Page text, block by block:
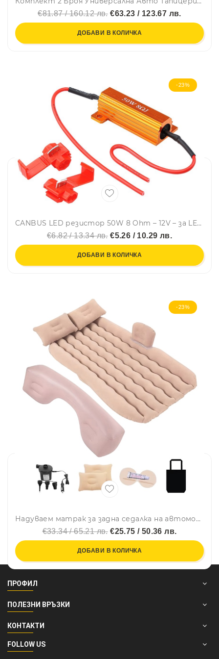
€81.87 / 160.12 лв.€63.23 / 123.67 лв.
ДОБАВИ В КОЛИЧКА
-23%
CANBUS LED резистор 50W 8 Ohm – 12V – за LED крушки - Carmotion
€6.82 / 13.34 лв.€5.26 / 10.29 лв.
ДОБАВИ В КОЛИЧКА
-23%
Надуваем матрак за задна седалка на автомобил с помпа и възглавници - за пътуване и къмпинг
€33.34 / 65.21 лв.€25.75 / 50.36 лв.
ДОБАВИ В КОЛИЧКА
ПРОФИЛ
ПОЛЕЗНИ ВРЪЗКИ
КОНТАКТИ
FOLLOW US